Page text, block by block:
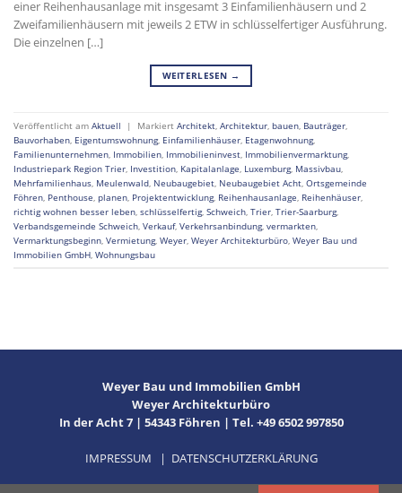
einer Reihenhausanlage mit insgesamt 3 Einfamilienhäusern und 2
Zweifamilienhäusern mit jeweils 2 ETW in schlüsselfertiger Ausführung.
Die einzelnen […]
WEITERLESEN →
Veröffentlicht am Aktuell | Markiert Architekt Architektur bauen Bauträger
Bauvorhaben Eigentumswohnung, Einfamilienhäuser Etagenwohnung,
Familienunternehmen Immobilien Immobilieninvest Immobilienvermarktung,
Industriepark Region Trier Investition Kapitalanlage Luxemburg, Massivbau
Mehrfamilienhaus Meulenwald Neubaugebiet Neubaugebiet Acht Ortsgemeinde
Föhren Penthouse planen Projektentwicklung, Reihenhausanlage Reihenhäuser
richtig wohnen besser leben schlüsselfertig, Schweich Trier Trier-Saarburg,
Verbandsgemeinde Schweich Verkauf, Verkehrsanbindung, vermarkten
Vermarktungsbeginn Vermietung, Weyer Weyer Architekturbüro Weyer Bau und
Immobilien GmbH Wohnungsbau
Weyer Bau und Immobilien GmbH
Weyer Architekturbüro
In der Acht 7 | 54343 Föhren | Tel. +49 6502 997850
IMPRESSUM | DATENSCHUTZERKLÄRUNG